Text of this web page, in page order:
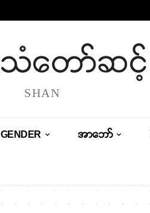
သံတော်ဆင့်
SHAN
အာဘော်